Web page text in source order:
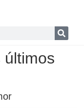
últimos